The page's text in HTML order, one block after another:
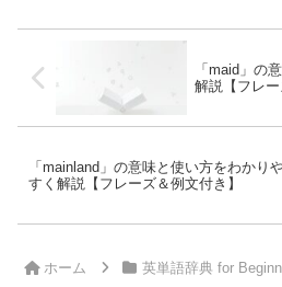
「maid」の
解説【フレー
「mainland」の意味と使い方をわかり
すく解説【フレーズ＆例文付き】
ホーム 英単語辞典 for